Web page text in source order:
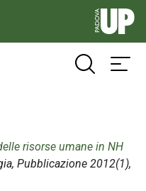
risorse umane in NH
, Pubblicazione 2012(1),